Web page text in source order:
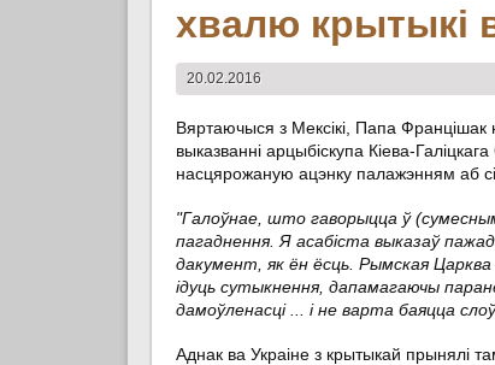
хвалю крытыкі
20.02.2016
Вяртаючыся з Мексікі, Папа
выказванні арцыбіскупа Кіева-
насцярожаную ацэнку палажэнням аб
"Галоўнае, што гаворыцца ў
пагаднення. Я асабіста выказаў
дакумент, як ён ёсць. Рымская
ідуць сутыкнення, дапамагаючы
дамоўленасці ... і не варта баяцца
Аднак ва Украіне з крытыкай прынялі